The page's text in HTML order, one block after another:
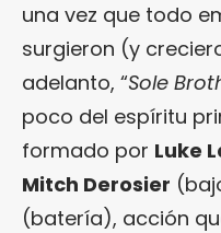
una vez que todo
surgieron (y
adelanto, “Sole
poco del espíritu
formado por Luke
Mitch Derosier
(batería), acción